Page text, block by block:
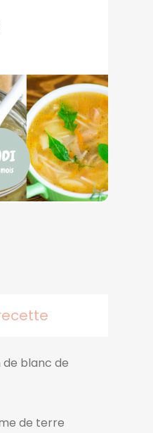
de blanc de
de terre